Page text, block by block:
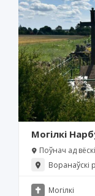
Могілкі
Поўнач ад
Воранаўскі
Могілкі